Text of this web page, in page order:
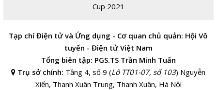
Cup 2021
Tạp chí Điện tử và Ứng dụng - Cơ quan chủ quản: Hội Vô
tuyến - Điện tử Việt Nam
Tổng biên tập: PGS.TS Trần Minh Tuấn
Trụ sở chính: Tầng 4, số 9 (Lô TT01-07, số 103) Nguyễn
Xiển, Thanh Xuân Trung, Thanh Xuân, Hà Nội